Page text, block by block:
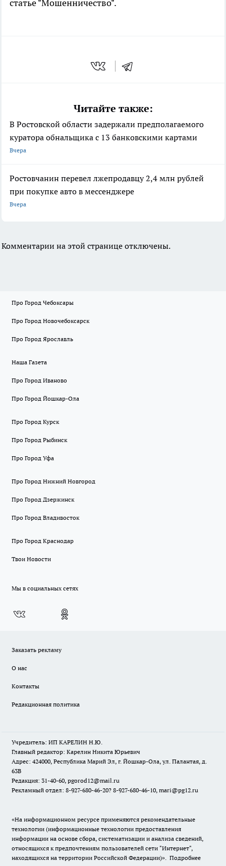
статье "Мошенничество".
Читайте также:
В Ростовской области задержали предполагаемого
куратора обнальщика с 13 банковскими картами
Вчера
Ростовчанин перевел лжепродавцу 2,4 млн рублей
при покупке авто в мессенджере
Вчера
Комментарии на этой странице отключены.
Про Город Чебоксары
Про Город Новочебоксарск
Про Город Ярославль
Наша Газета
Про Город Иваново
Про Город Йошкар-Ола
Про Город Курск
Про Город Рыбинск
Про Город Уфа
Про Город Нижний Новгород
Про Город Дзержинск
Про Город Владивосток
Про Город Краснодар
Твои Новости
Мы в социальных сетях
Заказать рекламу
О нас
Контакты
Редакционная политика
Учредитель: ИП КАРЕЛИН Н.Ю.
Главный редактор: Карелин Никита Юрьевич
Адрес: 424000, Республика Марий Эл, г. Йошкар-Ола, ул. Палантая, д.
63В
Редакция: 31-40-60, pgorod12@mail.ru
Рекламный отдел: 8-927-680-46-20? 8-927-680-46-10, mari@pg12.ru
«На информационном ресурсе применяются рекомендательные
технологии (информационные технологии предоставления
информации на основе сбора, систематизации и анализа сведений,
относящихся к предпочтениям пользователей сети "Интернет",
находящихся на территории Российской Федерации)». Подробнее